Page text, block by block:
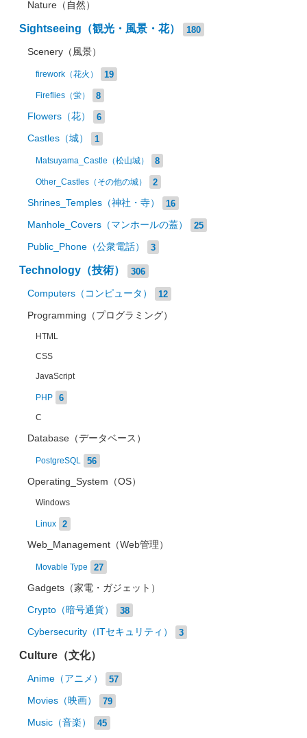
Nature（自然）
Sightseeing（観光・風景・花） 180
Scenery（風景）
firework（花火） 19
Fireflies（蛍） 8
Flowers（花） 6
Castles（城） 1
Matsuyama_Castle（松山城） 8
Other_Castles（その他の城） 2
Shrines_Temples（神社・寺） 16
Manhole_Covers（マンホールの蓋） 25
Public_Phone（公衆電話） 3
Technology（技術） 306
Computers（コンピュータ） 12
Programming（プログラミング）
HTML
CSS
JavaScript
PHP 6
C
Database（データベース）
PostgreSQL 56
Operating_System（OS）
Windows
Linux 2
Web_Management（Web管理）
Movable Type 27
Gadgets（家電・ガジェット）
Crypto（暗号通貨） 38
Cybersecurity（ITセキュリティ） 3
Culture（文化）
Anime（アニメ） 57
Movies（映画） 79
Music（音楽） 45